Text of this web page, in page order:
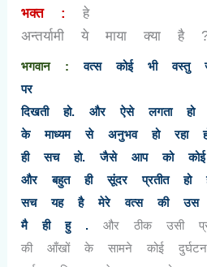
भक्त :
हे
अन्तर्यामी ये माया क्या है
भगवान :
वत्स कोई भी वस्तु
पर
दिखती हो. और ऐसे लगता हो
के माध्यम से अनुभव हो रहा
ही सच हो. जैसे आप को कोई
और बहुत ही सूंदर प्रतीत हो
सच यह है मेरे वत्स की
मै ही हु . और ठीक उसी
की आँखों के सामने कोई